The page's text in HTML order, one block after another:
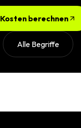
Kosten berechnen
Alle Begriffe